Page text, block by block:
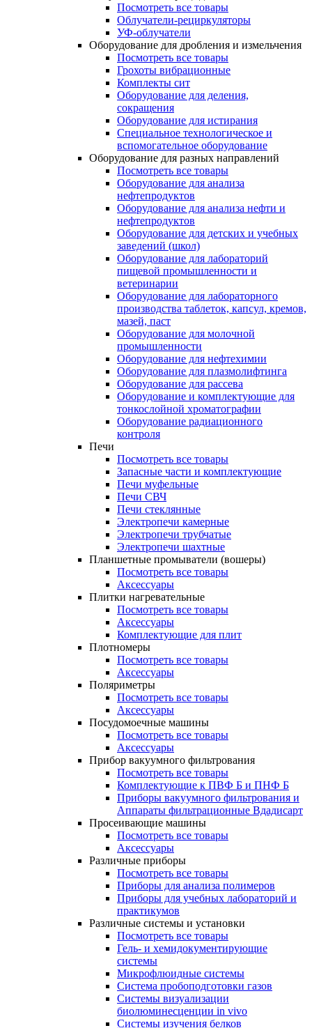
Посмотреть все товары
Облучатели-рециркуляторы
УФ-облучатели
Оборудование для дробления и измельчения
Посмотреть все товары
Грохоты вибрационные
Комплекты сит
Оборудование для деления,
сокращения
Оборудование для истирания
Специальное технологическое и
вспомогательное оборудование
Оборудование для разных направлений
Посмотреть все товары
Оборудование для анализа
нефтепродуктов
Оборудование для анализа нефти и
нефтепродуктов
Оборудование для детских и учебных
заведений (школ)
Оборудование для лабораторий
пищевой промышленности и
ветеринарии
Оборудование для лабораторного
производства таблеток, капсул, кремов,
мазей, паст
Оборудование для молочной
промышленности
Оборудование для нефтехимии
Оборудование для плазмолифтинга
Оборудование для рассева
Оборудование и комплектующие для
тонкослойной хроматографии
Оборудование радиационного
контроля
Печи
Посмотреть все товары
Запасные части и комплектующие
Печи муфельные
Печи СВЧ
Печи стеклянные
Электропечи камерные
Электропечи трубчатые
Электропечи шахтные
Планшетные промыватели (вошеры)
Посмотреть все товары
Аксессуары
Плитки нагревательные
Посмотреть все товары
Аксессуары
Комплектующие для плит
Плотномеры
Посмотреть все товары
Аксессуары
Поляриметры
Посмотреть все товары
Аксессуары
Посудомоечные машины
Посмотреть все товары
Аксессуары
Прибор вакуумного фильтрования
Посмотреть все товары
Комплектующие к ПВФ Б и ПНФ Б
Приборы вакуумного фильтрования и
Аппараты фильтрационные Вдадисарт
Просеивающие машины
Посмотреть все товары
Аксессуары
Различные приборы
Посмотреть все товары
Приборы для анализа полимеров
Приборы для учебных лабораторий и
практикумов
Различные системы и установки
Посмотреть все товары
Гель- и хемидокументирующие
системы
Микрофлюидные системы
Система пробоподготовки газов
Системы визуализации
биолюминесценции in vivo
Системы изучения белков